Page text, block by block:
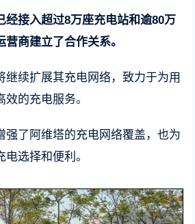
经接入超过8万座充电站和逾80万
商建立了合作关系。
继续扩展其充电网络，致力于为用
的充电服务。
强了阿维塔的充电网络覆盖，也为
选择和便利。